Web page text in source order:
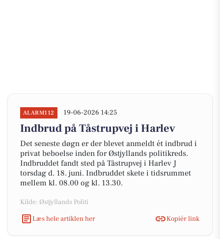
ALARM112 19-06-2026 14:25
Indbrud på Tåstrupvej i Harlev
Det seneste døgn er der blevet anmeldt ét indbrud i
privat beboelse inden for Østjyllands politikreds.
Indbruddet fandt sted på Tåstrupvej i Harlev J
torsdag d. 18. juni. Indbruddet skete i tidsrummet
mellem kl. 08.00 og kl. 13.30.
Kilde: Østjyllands Politi
Læs hele artiklen her
Kopiér link